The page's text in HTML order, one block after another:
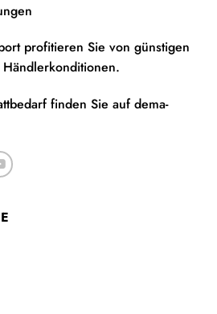
profitieren Sie von günstigen
finden Sie aufdema-